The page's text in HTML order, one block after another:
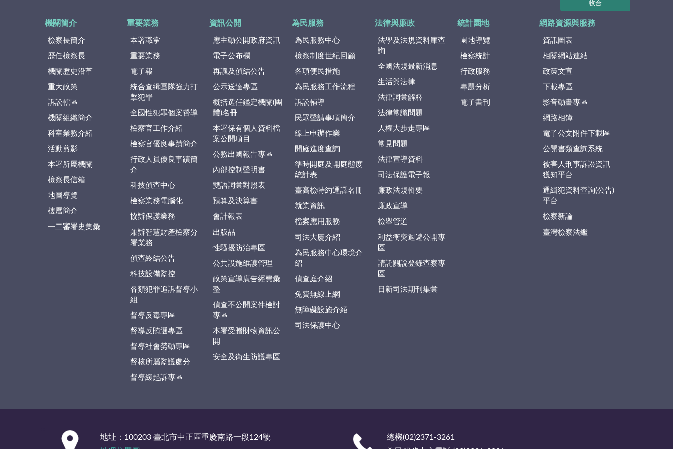
收合
機關簡介
檢察長簡介
歷任檢察長
機關歷史沿革
重大政策
訴訟轄區
機關組織簡介
科室業務介紹
活動剪影
本署所屬機關
檢察長信箱
地圖導覽
樓層簡介
一二審署史集彙
重要業務
本署職掌
重要業務
電子報
統合查緝團隊強力打
擊犯罪
全國性犯罪個案督導
檢察官工作介紹
檢察官優良事蹟簡介
行政人員優良事蹟簡
介
科技偵查中心
檢察業務電腦化
協辦保護業務
兼辦智慧財產檢察分
署業務
偵查終結公告
科技設備監控
各類犯罪追訴督導小
組
督導反毒專區
督導反賄選專區
督導社會勞動專區
督核所屬監護處分
督導緩起訴專區
資訊公開
應主動公開政府資訊
電子公布欄
再議及偵結公告
公示送達專區
概括選任鑑定機關(團
體)名冊
本署保有個人資料檔
案公開項目
公務出國報告專區
內部控制聲明書
雙語詞彙對照表
預算及決算書
會計報表
出版品
性騷擾防治專區
公共設施維護管理
政策宣導廣告經費彙
整
偵查不公開案件檢討
專區
本署受贈財物資訊公
開
安全及衛生防護專區
為民服務
為民服務中心
檢察制度世紀回顧
各項便民措施
為民服務工作流程
訴訟輔導
民眾聲請事項簡介
線上申辦作業
開庭進度查詢
準時開庭及開庭態度
統計表
臺高檢特約通譯名冊
就業資訊
檔案應用服務
司法大廈介紹
為民服務中心環境介
紹
偵查庭介紹
免費無線上網
無障礙設施介紹
司法保護中心
法律與廉政
法學及法規資料庫查
詢
全國法規最新消息
生活與法律
法律詞彙解釋
法律常識問題
人權大步走專區
常見問題
法律宣導資料
司法保護電子報
廉政法規輯要
廉政宣導
檢舉管道
利益衝突迴避公開專
區
請託關說登錄查察專
區
日新司法期刊集彙
統計園地
園地導覽
檢察統計
行政服務
專題分析
電子書刊
網路資源與服務
資訊圖表
相關網站連結
政策文宣
下載專區
影音動畫專區
網路相簿
電子公文附件下載區
公開書類查詢系統
被害人刑事訴訟資訊
獲知平台
通緝犯資料查詢(公告)
平台
檢察新論
臺灣檢察法鑑
地址：100203 臺北市中正區重慶南路一段124號
總機(02)2371-3261